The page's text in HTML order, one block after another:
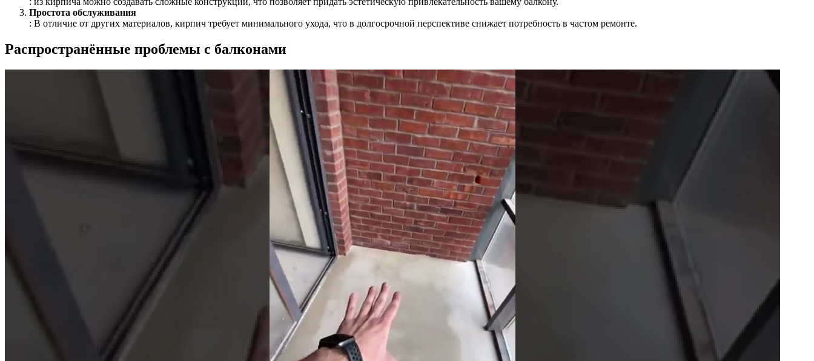
Простота обслуживания
: В отличие от других материалов, кирпич требует минимального ухода, что в долгосрочной перспективе снижает потребность в частом ремонте.
Распространённые проблемы с балконами